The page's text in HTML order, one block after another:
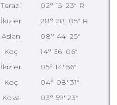
Terazi
02° 15' 23" R
İkizler
28° 28' 05" R
Aslan
08° 44' 25"
Koç
14° 36' 06"
İkizler
05° 14' 56"
Koç
04° 08' 31"
Kova
03° 59' 23"